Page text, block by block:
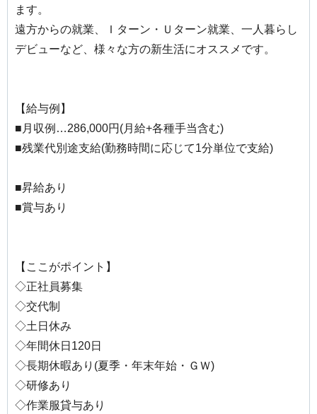
ます。
遠方からの就業、Ｉターン・Ｕターン就業、一人暮らし
デビューなど、様々な方の新生活にオススメです。
【給与例】
■月収例…286,000円(月給+各種手当含む)
■残業代別途支給(勤務時間に応じて1分単位で支給)
■昇給あり
■賞与あり
【ここがポイント】
◇正社員募集
◇交代制
◇土日休み
◇年間休日120日
◇長期休暇あり(夏季・年末年始・ＧＷ)
◇研修あり
◇作業服貸与あり